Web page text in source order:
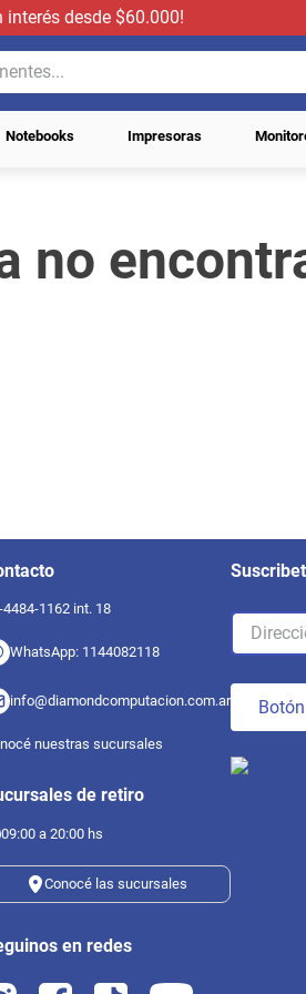
interés desde $60.000!
Notebooks Impresoras
no
4484-1162 int. 18
WhatsApp: 1144082118
info@diamondcomputacion.com.ar
nuestras sucursales
de retiro
09:00 a 20:00 hs
Conocé las sucursales
en redes